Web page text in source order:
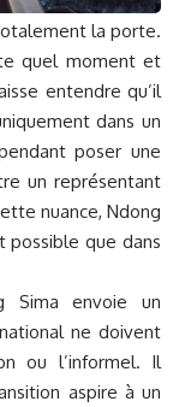
la porte.
quel moment et
entendre qu’il
dans un
poser une
un représentant
nuance, Ndong
possible que dans
Sima envoie un
ne doivent
ou l’informel. Il
aspire à un